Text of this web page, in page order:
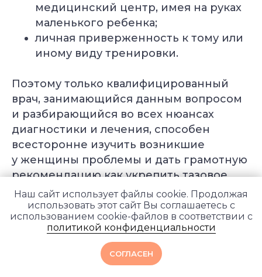
медицинский центр, имея на руках
маленького ребенка;
личная приверженность к тому или
иному виду тренировки.
Поэтому только квалифицированный
врач, занимающийся данным вопросом
и разбирающийся во всех нюансах
диагностики и лечения, способен
всесторонне изучить возникшие
у женщины проблемы и дать грамотную
рекомендацию как укрепить тазовое
дно после родов в конкретной
ситуации. Поэтому, если вы обнаружили
первые признаки нарушения, важно
собраться духом и пойти
к специалисту — не нужно прятаться
от проблемы, стесняться или
Наш сайт использует файлы cookie. Продолжая
использовать этот сайт Вы соглашаетесь с
использованием cookie-файлов в соответствии с
политикой конфиденциальности
СОГЛАСЕН